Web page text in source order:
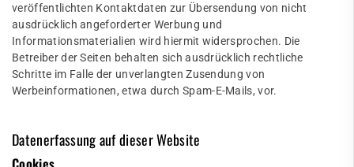
veröffentlichten Kontaktdaten zur Übersendung von nicht
ausdrücklich angeforderter Werbung und
Informationsmaterialien wird hiermit widersprochen. Die
Betreiber der Seiten behalten sich ausdrücklich rechtliche
Schritte im Falle der unverlangten Zusendung von
Werbeinformationen, etwa durch Spam-E-Mails, vor.
Datenerfassung auf dieser Website